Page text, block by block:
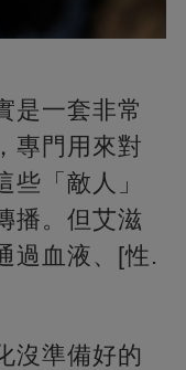
是一套非常
專門用來對
「敵人」
播。但艾滋
過血液、[性.
沒準備好的